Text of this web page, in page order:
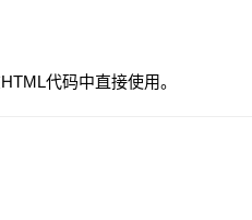
代码中直接使用。